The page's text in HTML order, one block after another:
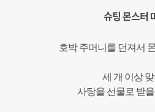
슈팅 몬스터
호박 주머니를 던져서
세 개 이상
사탕을 선물로 받